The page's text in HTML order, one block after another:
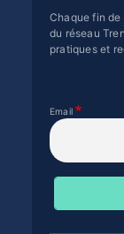
Chaque fin
du réseau
pratiques et
Email